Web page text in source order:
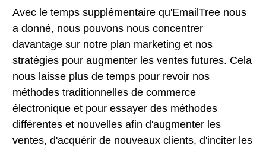
Avec le temps supplémentaire qu'EmailTree nous
a donné, nous pouvons nous concentrer
davantage sur notre plan marketing et nos
stratégies pour augmenter les ventes futures. Cela
nous laisse plus de temps pour revoir nos
méthodes traditionnelles de commerce
électronique et pour essayer des méthodes
différentes et nouvelles afin d'augmenter les
ventes, d'acquérir de nouveaux clients, d'inciter les